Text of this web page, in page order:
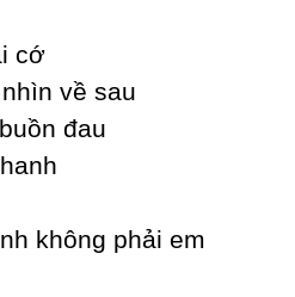
cớ
về sau
đau
không phải em